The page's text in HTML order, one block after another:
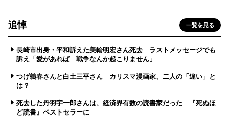
追悼 一覧を見る
長崎市出身・平和訴えた美輪明宏さん死去 ラストメッセージでも
訴え「愛があれば 戦争なんか起こりません」
つげ義春さんと白土三平さん カリスマ漫画家、二人の「違い」と
は？
死去した丹羽宇一郎さんは、経済界有数の読書家だった 『死ぬほ
ど読書』ベストセラーに